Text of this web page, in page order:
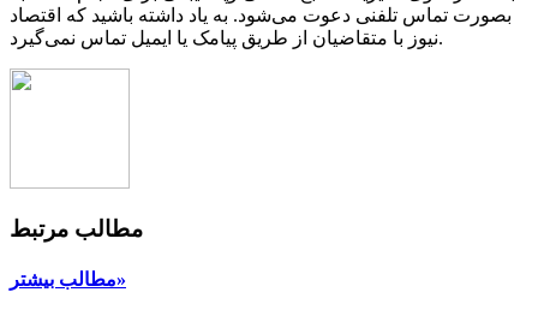
بصورت تماس تلفنی دعوت می‌شود. به یاد داشته باشید که اقتصاد
نیوز با متقاضیان از طریق پیامک یا ایمیل تماس نمی‌گیرد.
مطالب مرتبط
مطالب بیشتر»